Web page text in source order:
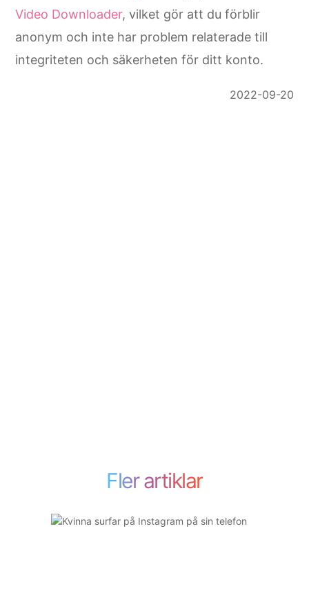
Video Downloader, vilket gör att du förblir
anonym och inte har problem relaterade till
integriteten och säkerheten för ditt konto.
2022-09-20
Fler artiklar